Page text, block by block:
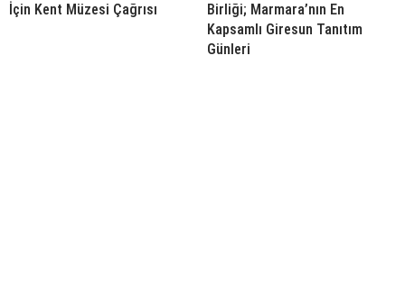
İçin Kent Müzesi Çağrısı
Birliği; Marmara’nın En
Kapsamlı Giresun Tanıtım
Günleri